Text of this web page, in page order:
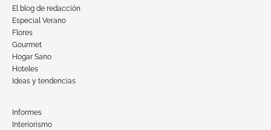
El blog de redacción
Especial Verano
Flores
Gourmet
Hogar Sano
Hoteles
Ideas y tendencias
Informes
Interiorismo